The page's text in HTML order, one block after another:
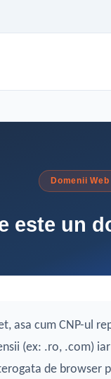
Domenii Web
este un
asa cum CNP-ul
(ex: .ro, .com)
de browser